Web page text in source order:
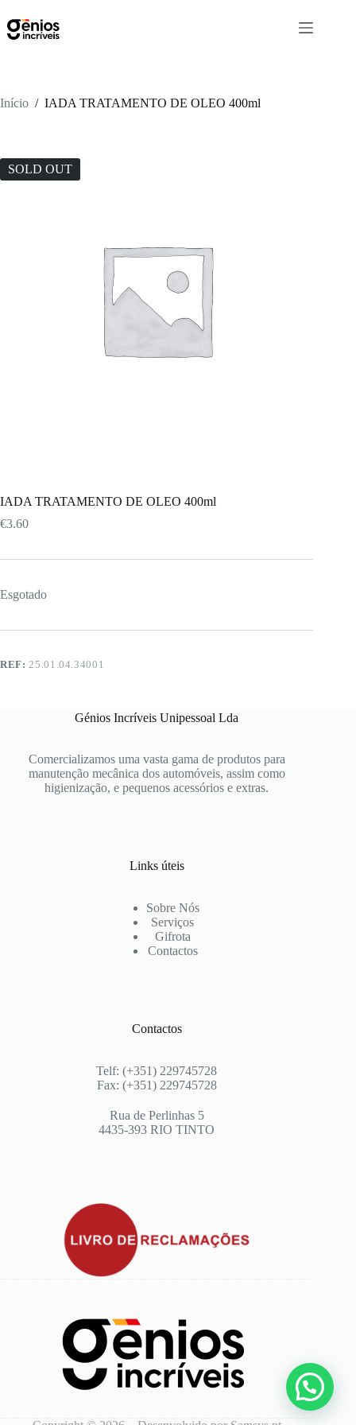
Início / IADA TRATAMENTO DE OLEO 400ml
SOLD OUT
IADA TRATAMENTO DE OLEO 400ml
€3.60
Esgotado
REF: 25.01.04.34001
Génios Incríveis Unipessoal Lda
Comercializamos uma vasta gama de produtos para
manutenção mecânica dos automóveis, assim como
higienização, e pequenos acessórios e extras.
Links úteis
Sobre Nós
Serviços
Gifrota
Contactos
Contactos
Telf: (+351) 229745728
Fax: (+351) 229745728
Rua de Perlinhas 5
4435-393 RIO TINTO